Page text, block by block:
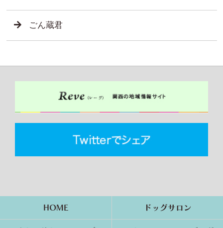
ごん蔵君
HOME ドッグサロン